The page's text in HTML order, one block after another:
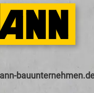
nn-b nt rn hm n d